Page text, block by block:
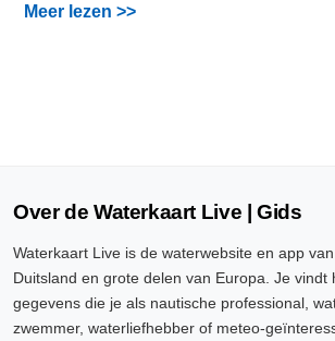
Meer lezen >>
Over de Waterkaart Live | Gids
Waterkaart Live is de waterwebsite en app
Duitsland en grote delen van Europa. Je vindt
gegevens die je als nautische professional,
zwemmer, waterliefhebber of meteo-